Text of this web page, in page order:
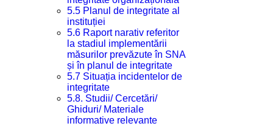
5.5 Planul de integritate al
instituției
5.6 Raport narativ referitor
la stadiul implementării
măsurilor prevăzute în SNA
și în planul de integritate
5.7 Situația incidentelor de
integritate
5.8. Studii/ Cercetări/
Ghiduri/ Materiale
informative relevante